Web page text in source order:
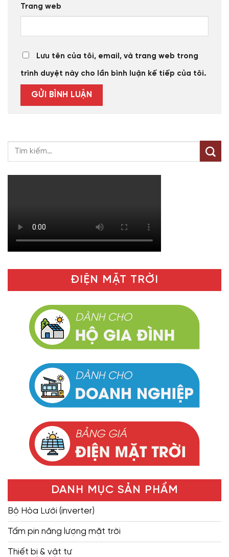
Trang web
Lưu tên của tôi, email, và trang web trong
trình duyệt này cho lần bình luận kế tiếp của tôi.
ĐIỆN MẶT TRỜI
DANH MỤC SẢN PHẨM
Bộ Hòa Lưới (inverter)
Tấm pin năng lượng mặt trời
Thiết bị & vật tư